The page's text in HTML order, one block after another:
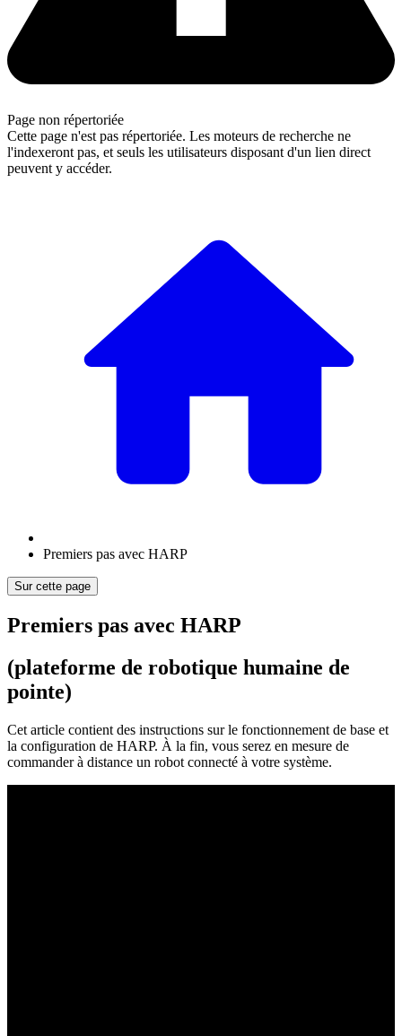
Page non répertoriée
Cette page n'est pas répertoriée. Les moteurs de recherche ne
l'indexeront pas, et seuls les utilisateurs disposant d'un lien direct
peuvent y accéder.
Premiers pas avec HARP
Sur cette page
Premiers pas avec HARP
(plateforme de robotique humaine de
pointe)
Cet article contient des instructions sur le fonctionnement de base et
la configuration de HARP. À la fin, vous serez en mesure de
commander à distance un robot connecté à votre système.